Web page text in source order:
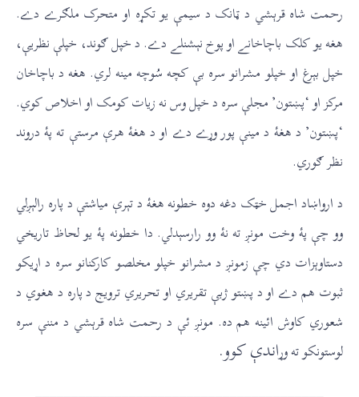
رحمت شاه قرېشي د ټانک د سیمې یو تکړه او متحرک ملګرے دے.
هغه یو کلک باچاخانے او پوخ نېشنلے دے. د خپل ګوند، خپلې نظریې،
خپل بېرغ او خپلو مشرانو سره بې کچه سُوچه مینه لري. هغه د باچاخان
مرکز او ‘پښتون’ مجلې سره د خپل وس نه زیات کومک او اخلاص کوي.
‘پښتون’ د هغۀ د مینې پور وړے دے او د هغۀ هرې مرستې ته پۀ دروند
نظر ګوري.
د ارواښاد اجمل خټک دغه دوه خطونه هغۀ د تېرې میاشتې د پاره رالېږلي
وو چې پۀ وخت مونږ ته نۀ وو رارسېدلي. دا خطونه پۀ یو لحاظ تاریخي
دستاوېزات دي چې زمونږ د مشرانو خپلو مخلصو کارکنانو سره د اړیکو
ثبوت هم دے او د پښتو ژبې تقریري او تحریري ترویج د پاره د هغوي د
شعوري کاوش ائینه هم ده. مونږ ئې د رحمت شاه قرېشي د مننې سره
لوستونکو ته وړاندې کوو.